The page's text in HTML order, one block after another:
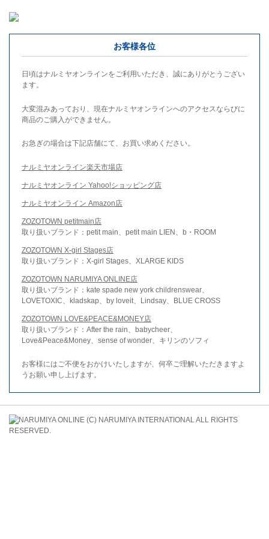
お客様各位
日頃はナルミヤオンラインをご利用いただき、誠にありがとうござい
ます。
大変混みあっており、現在ナルミヤオンラインへのアクセスならびに
商品のご購入ができません。
お急ぎの場合は下記店舗にて、お買い求めください。
ナルミヤオンライン楽天市場店
ナルミヤオンライン Yahoo!ショッピング店
ナルミヤオンライン Amazon店
ZOZOTOWN petitmain店
取り扱いブランド：petit main、petit main LIEN、b・ROOM
ZOZOTOWN X-girl Stages店
取り扱いブランド：X-girl Stages、XLARGE KIDS
ZOZOTOWN NARUMIYA ONLINE店
取り扱いブランド：kate spade new york childrenswear、
LOVETOXIC、kladskap、by loveit、Lindsay、BLUE CROSS
ZOZOTOWN LOVE&PEACE&MONEY店
取り扱いブランド：After the rain、babycheer、
Love&Peace&Money、sense of wonder、キリンのソフィ
お客様にはご不便をおかけいたしますが、何卒ご理解いただきますよ
うお願い申し上げます。